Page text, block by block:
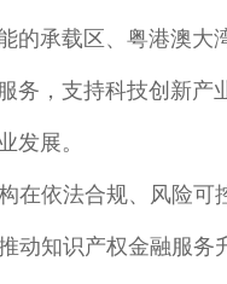
的承载区、粤港澳大
，支持科技创新产
展。
依法合规、风险可
动知识产权金融服